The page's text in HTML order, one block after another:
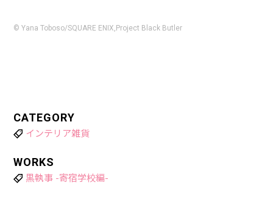
© Yana Toboso/SQUARE ENIX,Project Black Butler
CATEGORY
インテリア雑貨
WORKS
黒執事 -寄宿学校編-